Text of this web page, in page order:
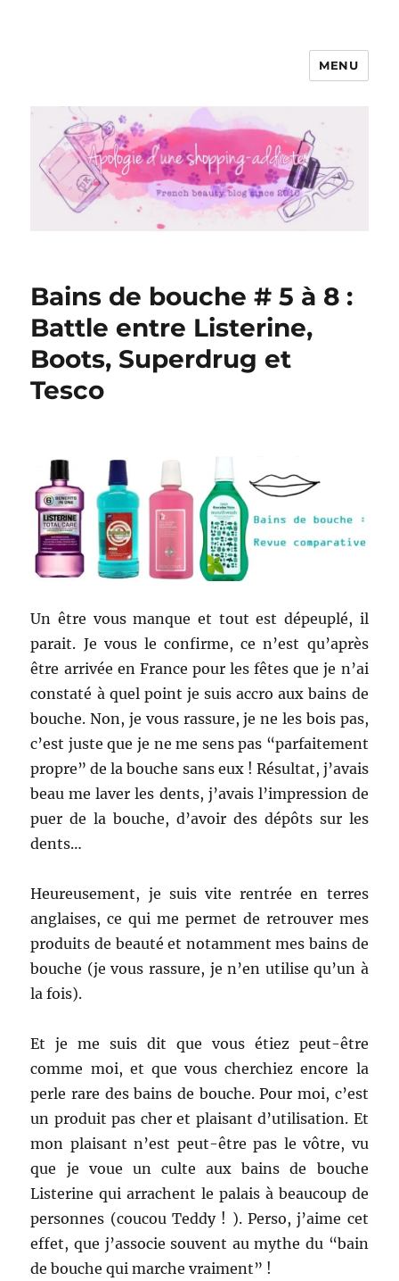
Apologie d'une Shopping-addicte
MENU
Bains de bouche # 5 à 8 :
Battle entre Listerine,
Boots, Superdrug et
Tesco
Un être vous manque et tout est dépeuplé, il
parait. Je vous le confirme, ce n’est qu’après
être arrivée en France pour les fêtes que je n’ai
constaté à quel point je suis accro aux bains de
bouche. Non, je vous rassure, je ne les bois pas,
c’est juste que je ne me sens pas “parfaitement
propre” de la bouche sans eux ! Résultat, j’avais
beau me laver les dents, j’avais l’impression de
puer de la bouche, d’avoir des dépôts sur les
dents…
Heureusement, je suis vite rentrée en terres
anglaises, ce qui me permet de retrouver mes
produits de beauté et notamment mes bains de
bouche (je vous rassure, je n’en utilise qu’un à
la fois).
Et je me suis dit que vous étiez peut-être
comme moi, et que vous cherchiez encore la
perle rare des bains de bouche. Pour moi, c’est
un produit pas cher et plaisant d’utilisation. Et
mon plaisant n’est peut-être pas le vôtre, vu
que je voue un culte aux bains de bouche
Listerine qui arrachent le palais à beaucoup de
personnes (coucou Teddy ! ). Perso, j’aime cet
effet, que j’associe souvent au mythe du “bain
de bouche qui marche vraiment” !